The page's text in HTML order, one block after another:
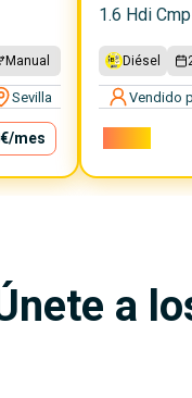
Manual
Sevilla
/mes
1.6 Hdi
Diésel
Vendido
a